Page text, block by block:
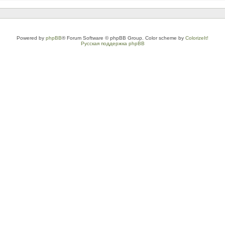
Powered by phpBB® Forum Software © phpBB Group. Color scheme by ColorizeIt!
Русская поддержка phpBB